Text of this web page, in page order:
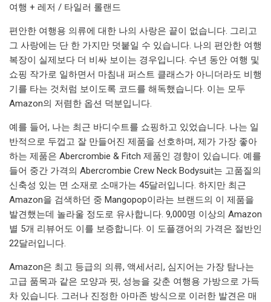
여행 + 레저 / 타일러 롤랜드
편안한 여행용 의류에 대한 나의 사랑은 끝이 없습니다. 그리고
그 사랑에는 단 한 가지만 덧붙일 수 있습니다. 나의 편안한 여행
복장이 실제보다 더 비싸 보이는 경우입니다. 수년 동안 여행 및
쇼핑 작가로 일하면서 마침내 퍼스트 클래스가 아니더라도 비행
기를 타는 것처럼 보이도록 코드를 해독했습니다. 이는 모두
Amazon의 저렴한 옵션 덕분입니다.
예를 들어, 나는 최근 바디수트를 쇼핑하고 있었습니다. 나는 일
반적으로 두껍고 잘 만들어진 제품을 선호하며, 제가 가장 좋아
하는 제품은 Abercrombie & Fitch 제품인 경향이 있습니다. 예를
들어 중간 가격의 Abercrombie Crew Neck Bodysuit는 고품질의
신축성 있는 면 소재로 소매가는 45달러입니다. 하지만 최근
Amazon을 검색하던 중 Mangopop이라는 브랜드의 이 제품을
발견했는데 놀라울 정도로 유사합니다. 9,000명 이상의 Amazon
별 5개 리뷰어도 이를 보증합니다. 이 도플갱어의 가격은 절반인
22달러입니다.
Amazon은 최고 등급의 의류, 액세서리, 심지어는 가장 탐나는
고급 품목과 같은 모양과 핏, 성능을 갖춘 여행용 가방으로 가득
차 있습니다. 그러나 진정한 아마존 방식으로 이러한 발견은 매